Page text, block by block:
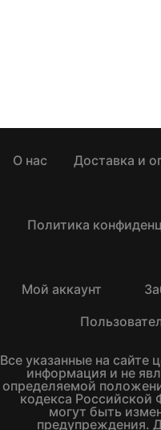
О нас Доставка и
Политика
Мой аккаунт
Все указанные на сайте
информация и не
определяемой
кодекса Российской
могут быть
предупреждения.